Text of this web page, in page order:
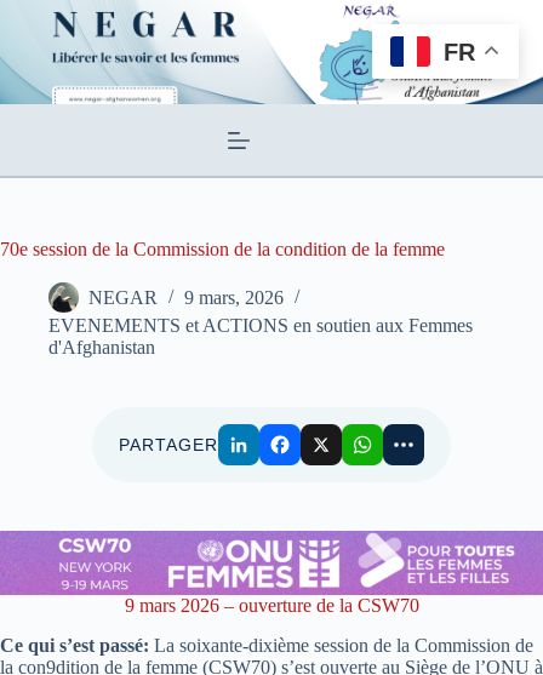
contenu
70e session de la Commission de la condition de la femme
NEGAR
9 mars, 2026
EVENEMENTS et ACTIONS en soutien aux Femmes
d'Afghanistan
PARTAGER
9 mars 2026 – ouverture de la CSW70
Ce qui s’est passé: La soixante-dixième session de la Commission de
la con9dition de la femme (CSW70) s’est ouverte au Siège de l’ONU à
FR